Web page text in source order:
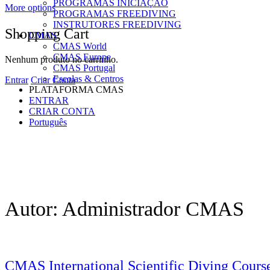
More options
Shopping Cart
Nenhum produto no carrinho.
Entrar Criar Conta
PROGRAMAS INICIAÇÃO
PROGRAMAS FREEDIVING
INSTRUTORES FREEDIVING
CMAS
CMAS World
CMAS Europe
CMAS Portugal
Escolas & Centros
PLATAFORMA CMAS
ENTRAR
CRIAR CONTA
Português
Autor: Administrador CMAS
CMAS International Scientific Diving